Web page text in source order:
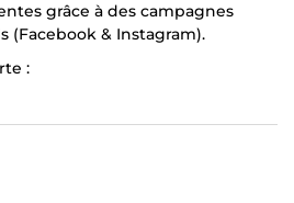
grâce à des campagnes
(Facebook & Instagram).
:
à votre budget et vos objectifs.
pour un meilleur ROI (